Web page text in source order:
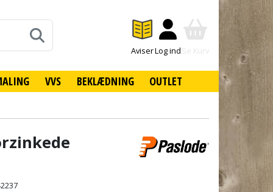
VVS BEKLÆDNING OUTLET
AviserLog indSe Kurv